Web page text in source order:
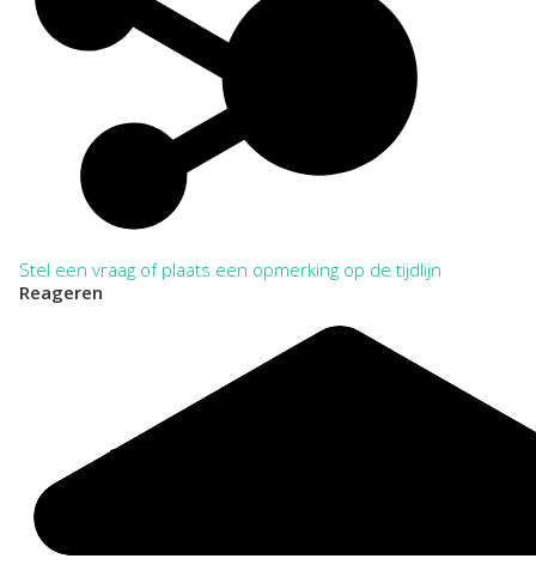
Citeerinstructie:
Bij het citeren in annotatie en verantwoording dient het
archief tenminste eenmaal volledig en zonder afkortingen te
worden vermeld. Daarna kan worden volstaan met verkorte
VOLLEDIG:
Regionaal Archief Zuid-Utrecht, Wijk bij Duurstede. Toegang
125 Stichting Muziekschool Houten (1971) 1974-1997
VERKORT:
NL-WbdRAZU. 125
Kunst, Cultuur en Erfgoedbeheer
Onderwijs en Wetenschap
Stel een vraag of plaats een opmerking op de tijdlijn
Reageren